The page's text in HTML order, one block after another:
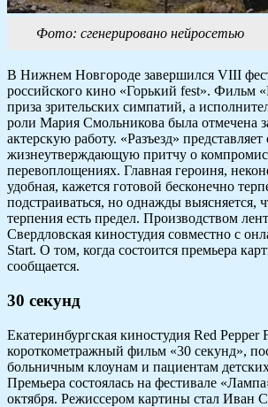
Фото: сгенерировано нейросетью
В Нижнем Новгороде завершился VIII
российского кино «Горький fest». Фильм
приза зрительских симпатий, а
роли Мария Смольникова была отмечена
актерскую работу. «Разъезд» представляет
жизнеутверждающую притчу о
перевоплощениях. Главная героиня,
удобная, кажется готовой бесконечно
подстраиваться, но однажды выясняется,
терпения есть предел. Производством
Свердловская киностудия совместно с
Start. О том, когда состоится премьера
сообщается.
30 секунд
Екатеринбургская киностудия Red Pepper
короткометражный фильм «30 секунд»,
больничным клоунам и пациентам
Премьера состоялась на фестивале
октября. Режиссером картины стал Иван